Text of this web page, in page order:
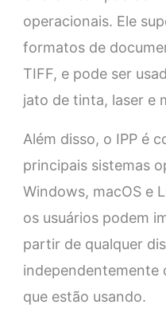
operacionais. Ele
formatos de
TIFF, e pode ser
jato de tinta, laser e
Além disso, o IPP é
principais sistemas
Windows, macOS e
os usuários podem
partir de qualquer
independentemente
que estão usando.